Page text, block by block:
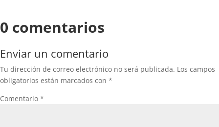
0 comentarios
Enviar un comentario
Tu dirección de correo electrónico no será publicada. Los campos
obligatorios están marcados con *
Comentario *